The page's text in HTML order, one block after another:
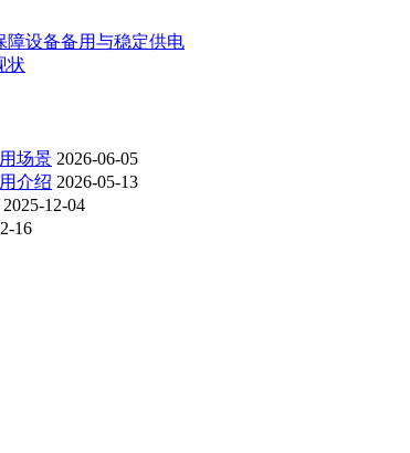
障设备备用与稳定供电
状
场景 2026-06-05
介绍 2026-05-13
2025-12-04
16